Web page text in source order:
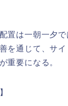
置は一朝一夕
を通じて、サ
重要になる。